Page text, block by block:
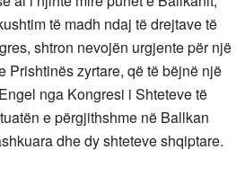
të madh ndaj të drejtave të
shtron nevojën urgjente për një
Prishtinës zyrtare, që të bëjnë një
nga Kongresi i Shteteve të
e përgjithshme në Ballkan
dhe dy shteteve shqiptare.